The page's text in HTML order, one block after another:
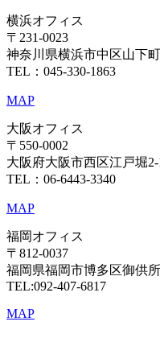
横浜オフィス
〒231-0023
神奈川県横浜市中区山下
TEL：045-330-1863
MAP
大阪オフィス
〒550-0002
大阪府大阪市西区江戸堀
TEL：06-6443-3340
MAP
福岡オフィス
〒812-0037
福岡県福岡市博多区御供
TEL:092-407-6817
MAP